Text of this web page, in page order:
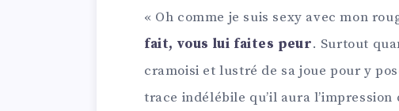
« Oh comme je suis sexy avec mon
fait, vous lui faites peur. Surtout
cramoisi et lustré de sa joue pour y
trace indélébile qu’il aura